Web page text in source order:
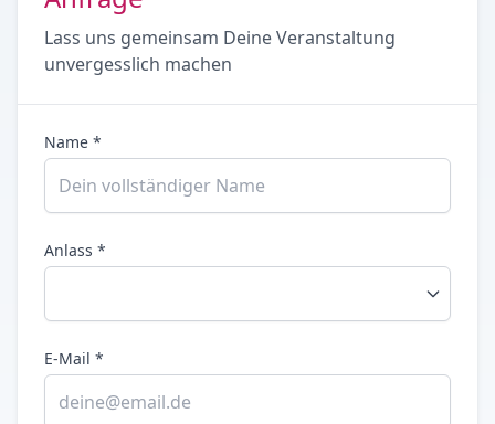
Lass uns gemeinsam Deine Veranstaltung
unvergesslich machen
Name *
Anlass *
E-Mail *